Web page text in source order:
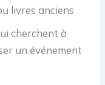
livres anciens
cherchent à
un événement